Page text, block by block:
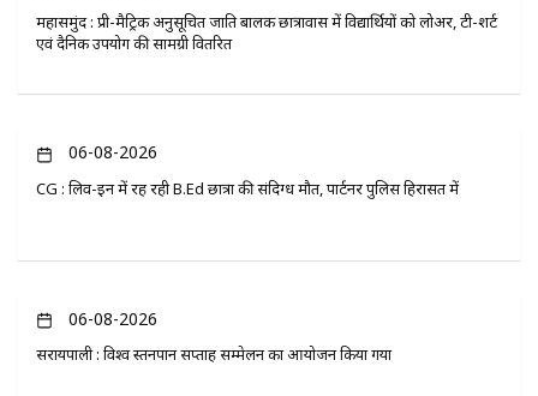
महासमुंद : प्री-मैट्रिक अनुसूचित जाति बालक छात्रावास में विद्यार्थियों को लोअर, टी-शर्ट
एवं दैनिक उपयोग की सामग्री वितरित
06-08-2026
CG : लिव-इन में रह रही B.Ed छात्रा की संदिग्ध मौत, पार्टनर पुलिस हिरासत में
06-08-2026
सरायपाली : विश्व स्तनपान सप्ताह सम्मेलन का आयोजन किया गया